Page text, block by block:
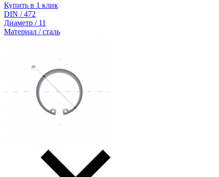
Купить в 1 клик
DIN / 472
Диаметр / 11
Материал / сталь